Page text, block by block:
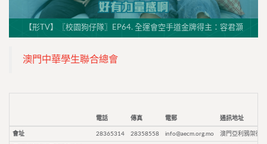
【形TV】〖校園狗仔隊〗EP64. 全運會空手道金牌得主：容君灝
澳門中華學生聯合總會
電話 傳真 電郵 通訊地址
會址 28365314 28358558 info@aecm.org.mo 澳門亞利鴉架街9